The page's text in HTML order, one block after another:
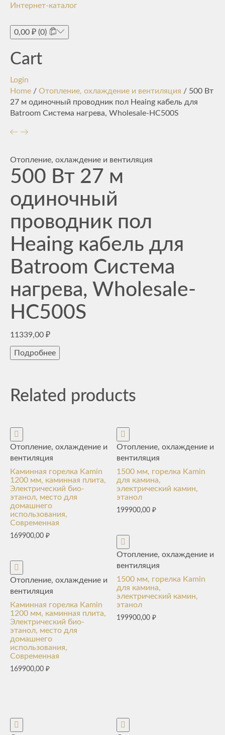
Интернет-каталог
0,00 ₽ (0)
Cart
Login
Home / Отопление, охлаждение и вентиляция / 500 Вт
27 м одиночный проводник пол Heaing кабель для
Batroom Система нагрева, Wholesale-HC500S
Отопление, охлаждение и вентиляция
500 Вт 27 м
одиночный
проводник пол
Heaing кабель для
Batroom Система
нагрева, Wholesale-
HC500S
11339,00 ₽
Подробнее
Related products
Отопление, охлаждение и
вентиляция
Каминная горелка Kamin
1200 мм, каминная плита,
Электрический био-
этанол, место для
домашнего
использования,
Современная
169900,00 ₽
Отопление, охлаждение и
вентиляция
Каминная горелка Kamin
1200 мм, каминная плита,
Электрический био-
этанол, место для
домашнего
использования,
Современная
169900,00 ₽
Отопление, охлаждение и
вентиляция
1500 мм, горелка Kamin
для камина,
электрический камин,
этанол
199900,00₽
Отопление, охлаждение и
вентиляция
1500 мм, горелка Kamin
для камина,
электрический камин,
этанол
199900,00₽